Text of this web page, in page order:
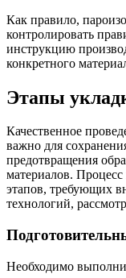
Как правило,
контролировать
инструкцию
конкретного
Этапы
Качественное
важно для
предотвращения
материалов.
этапов, требующих
технологий,
Необходимо